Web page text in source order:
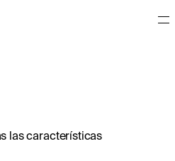
las características